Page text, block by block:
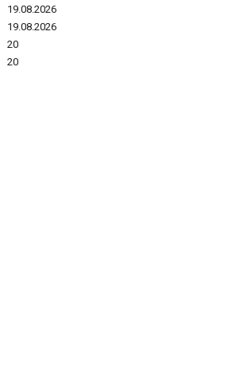
19.08.2026
19.08.2026
20
20